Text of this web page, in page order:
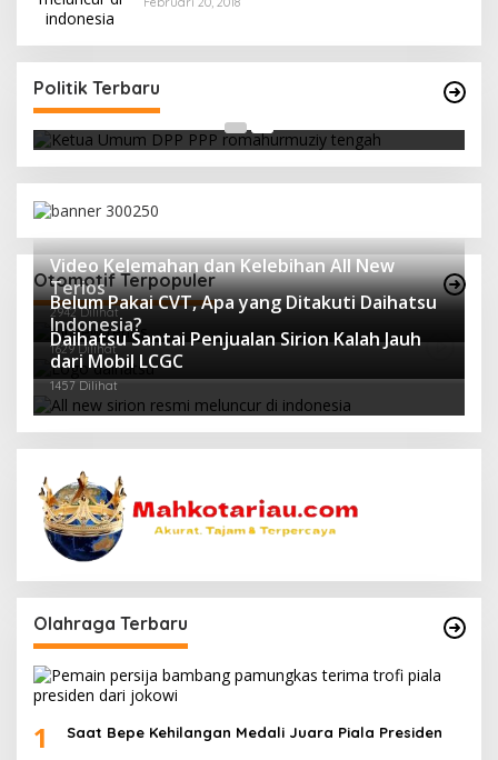
Politik Terbaru
Strategi PPP Menangkan Duet Ganjar dan Gus
Yasin
Otomotif Terpopuler
Video Kelemahan dan Kelebihan All New
Terios
2942 Dilihat
Belum Pakai CVT, Apa yang Ditakuti Daihatsu
Indonesia?
1629 Dilihat
Daihatsu Santai Penjualan Sirion Kalah Jauh
dari Mobil LCGC
1457 Dilihat
Olahraga Terbaru
1 Saat Bepe Kehilangan Medali Juara Piala Presiden